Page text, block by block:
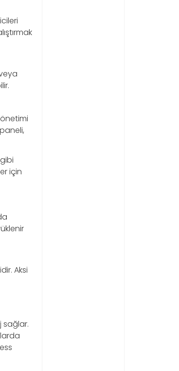
için
Aksi
sağlar.